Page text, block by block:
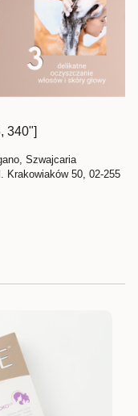
340"]
Szwajcaria
Krakowiaków 50, 02-255